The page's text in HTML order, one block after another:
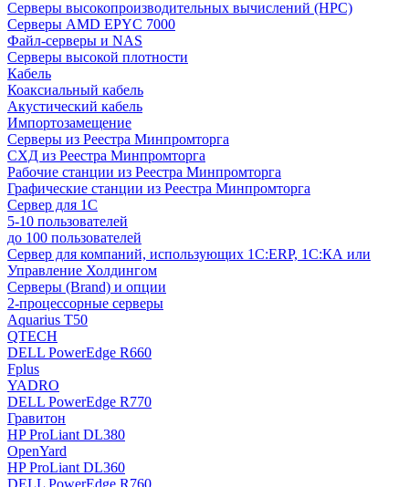
Серверы высокопроизводительных вычислений (HPC)
Серверы AMD EPYC 7000
Файл-серверы и NAS
Серверы высокой плотности
Кабель
Коаксиальный кабель
Акустический кабель
Импортозамещение
Серверы из Реестра Минпромторга
СХД из Реестра Минпромторга
Рабочие станции из Реестра Минпромторга
Графические станции из Реестра Минпромторга
Сервер для 1С
5-10 пользователей
до 100 пользователей
Сервер для компаний, использующих 1C:ERP, 1С:КА или
Управление Холдингом
Серверы (Brand) и опции
2-процессорные серверы
Aquarius T50
QTECH
DELL PowerEdge R660
Fplus
YADRO
DELL PowerEdge R770
Гравитон
HP ProLiant DL380
OpenYard
HP ProLiant DL360
DELL PowerEdge R760